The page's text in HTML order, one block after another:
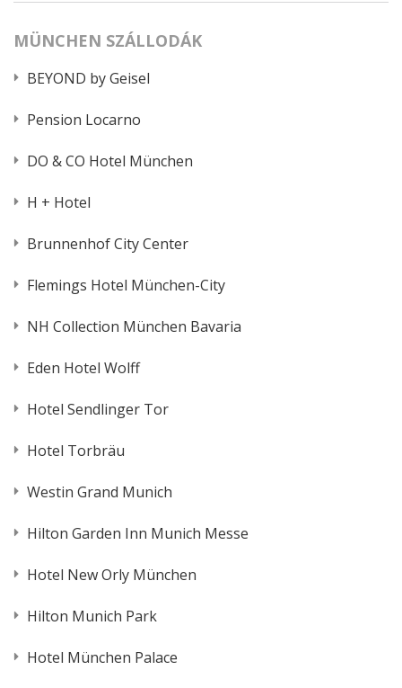
MÜNCHEN SZÁLLODÁK
BEYOND by Geisel
Pension Locarno
DO & CO Hotel München
H + Hotel
Brunnenhof City Center
Flemings Hotel München-City
NH Collection München Bavaria
Eden Hotel Wolff
Hotel Sendlinger Tor
Hotel Torbräu
Westin Grand Munich
Hilton Garden Inn Munich Messe
Hotel New Orly München
Hilton Munich Park
Hotel München Palace